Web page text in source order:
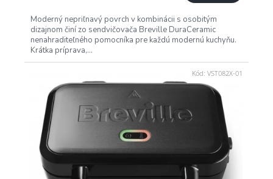
Moderný nepriľnavý povrch v kombinácii s osobitým
dizajnom činí zo sendvičovača Breville DuraCeramic
nenahraditeľného pomocníka pre každú modernú kuchyňu.
Krátka príprava,...
Kód: VST082X-01